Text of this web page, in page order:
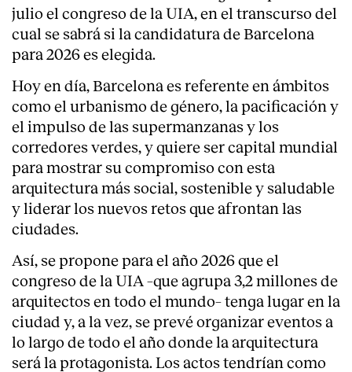
julio el congreso de la UIA, en el transcurso del
cual se sabrá si la candidatura de Barcelona
para 2026 es elegida.
Hoy en día, Barcelona es referente en ámbitos
como el urbanismo de género, la pacificación y
el impulso de las supermanzanas y los
corredores verdes, y quiere ser capital mundial
para mostrar su compromiso con esta
arquitectura más social, sostenible y saludable
y liderar los nuevos retos que afrontan las
ciudades.
Así, se propone para el año 2026 que el
congreso de la UIA –que agrupa 3,2 millones de
arquitectos en todo el mundo– tenga lugar en la
ciudad y, a la vez, se prevé organizar eventos a
lo largo de todo el año donde la arquitectura
será la protagonista. Los actos tendrían como